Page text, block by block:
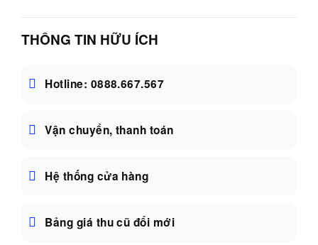
THÔNG TIN HỮU ÍCH
Hotline: 0888.667.567
Vận chuyển, thanh toán
Hệ thống cửa hàng
Bảng giá thu cũ đổi mới